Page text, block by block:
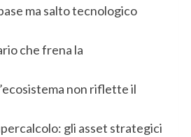
ma salto tecnologico
che frena la
non riflette il
gli asset strategici